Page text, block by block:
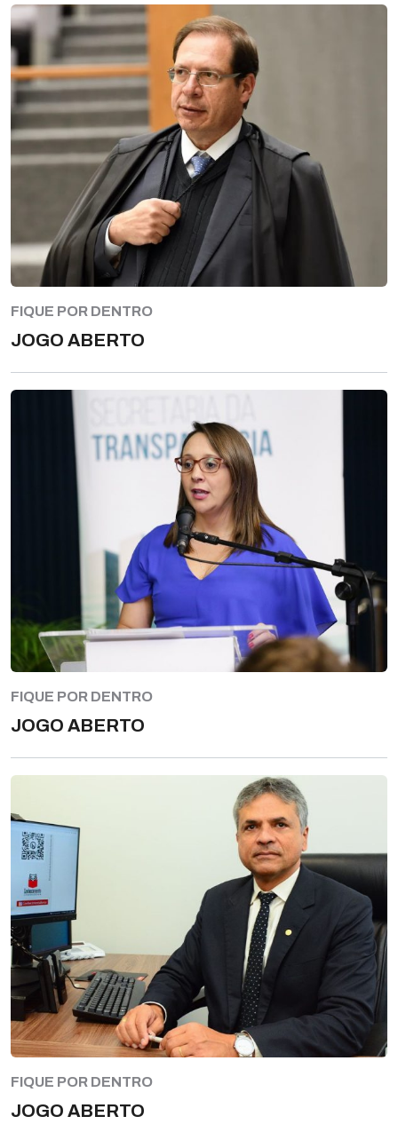
FIQUE POR DENTRO
JOGO ABERTO
FIQUE POR DENTRO
JOGO ABERTO
FIQUE POR DENTRO
JOGO ABERTO